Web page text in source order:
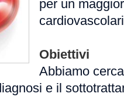
per un
Obiettivi
Abbiamo
e il